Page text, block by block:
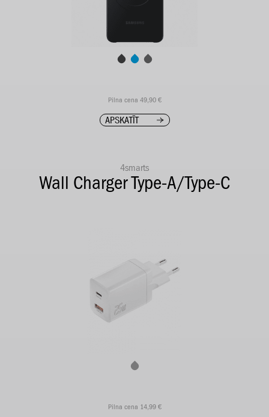
Pilna cena 49,90 €
APSKATĪT
4smarts
Wall Charger Type-A/Type-C
Pilna cena 14,99 €